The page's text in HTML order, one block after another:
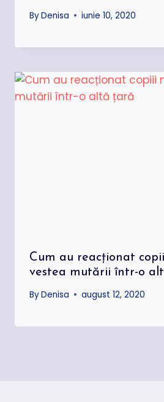
ByDenisa iunie 10, 2020
Cum au reacționat
vestea mutării într-o
ByDenisa august 12, 2020